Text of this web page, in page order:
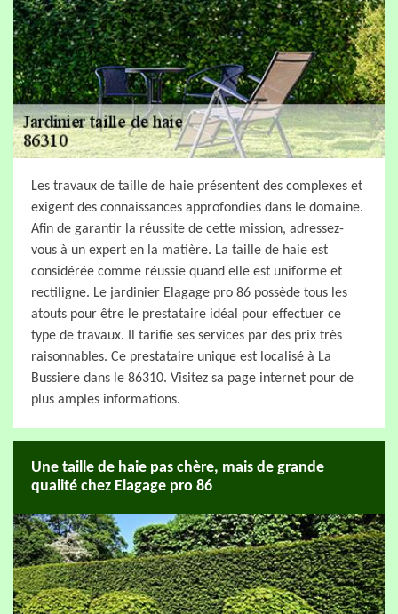
Les travaux de taille de haie présentent des complexes et
exigent des connaissances approfondies dans le domaine.
Afin de garantir la réussite de cette mission, adressez-
vous à un expert en la matière. La taille de haie est
considérée comme réussie quand elle est uniforme et
rectiligne. Le jardinier Elagage pro 86 possède tous les
atouts pour être le prestataire idéal pour effectuer ce
type de travaux. Il tarifie ses services par des prix très
raisonnables. Ce prestataire unique est localisé à La
Bussiere dans le 86310. Visitez sa page internet pour de
plus amples informations.
Une taille de haie pas chère, mais de grande
qualité chez Elagage pro 86